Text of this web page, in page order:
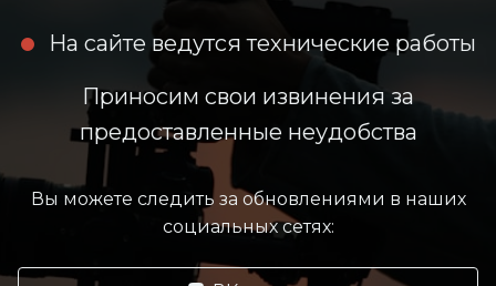
На сайте ведутся технические работы
Приносим свои извинения за
предоставленные неудобства
Вы можете следить за обновлениями в наших
социальных сетях: